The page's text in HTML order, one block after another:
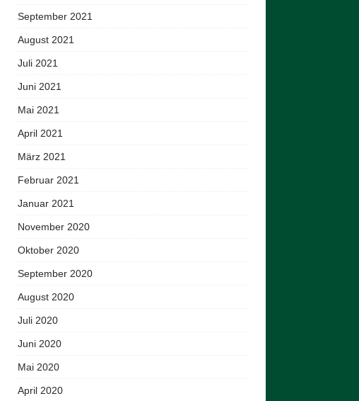
September 2021
August 2021
Juli 2021
Juni 2021
Mai 2021
April 2021
März 2021
Februar 2021
Januar 2021
November 2020
Oktober 2020
September 2020
August 2020
Juli 2020
Juni 2020
Mai 2020
April 2020